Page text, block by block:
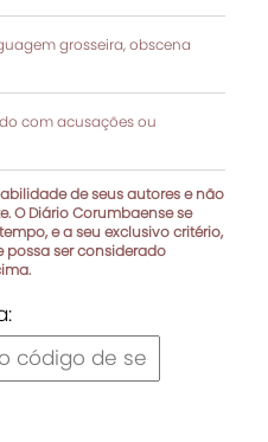
grosseira, obscena
com acusações ou
de seus autores e não
O Diário Corumbaense se
e a seu exclusivo critério,
ser considerado